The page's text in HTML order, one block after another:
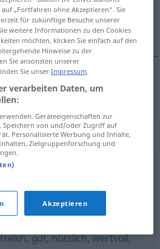
für "nutzbringend"
,fruchtbar
,gut,nützlich,wertvoll,
„Fortfahren ohne Akzeptieren“. Sie
für zukünftige Besuche unserer
weitere Informationen zu den Cookies
möchten, klicken Sie einfach auf den
Hinweise zu der
Sie ansonsten unserer
Sie unserImpressum.
verarbeiten Daten, um
Geräteeigenschaften zur
von und/oder Zugriff auf
Personalisierte Werbung und Inhalte,
Zielgruppenforschung und
Akzeptieren